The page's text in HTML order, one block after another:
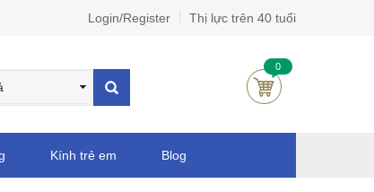
Login/Register Thị lực trên 40 tuổi
0
Kính trẻ em Blog